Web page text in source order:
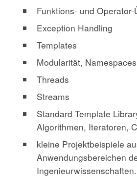
Funktions- und
Exception Handling
Templates
Modularität, Namespaces
Threads
Streams
Standard Template
Algorithmen, Iteratoren,
kleine Projektbeispiele
Anwendungsbereichen
Ingenieurwissenschaften.